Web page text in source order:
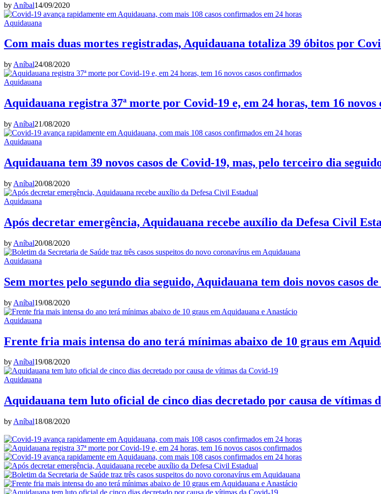
by Aníbal14/09/2020
Aquidauana
Com mais duas mortes registradas, Aquidauana totaliza 39 óbitos por
by Aníbal24/08/2020
Aquidauana
Aquidauana registra 37ª morte por Covid-19 e, em 24 horas, tem 16 novos
by Aníbal21/08/2020
Aquidauana
Aquidauana tem 39 novos casos de Covid-19, mas, pelo terceiro dia
by Aníbal20/08/2020
Aquidauana
Após decretar emergência, Aquidauana recebe auxílio da Defesa Civil
by Aníbal20/08/2020
Aquidauana
Sem mortes pelo segundo dia seguido, Aquidauana tem dois novos casos
by Aníbal19/08/2020
Aquidauana
Frente fria mais intensa do ano terá mínimas abaixo de 10 graus em
byAníbal19/08/2020
Aquidauana
Aquidauana tem luto oficial de cinco dias decretado por causa de vítimas
by Aníbal18/08/2020